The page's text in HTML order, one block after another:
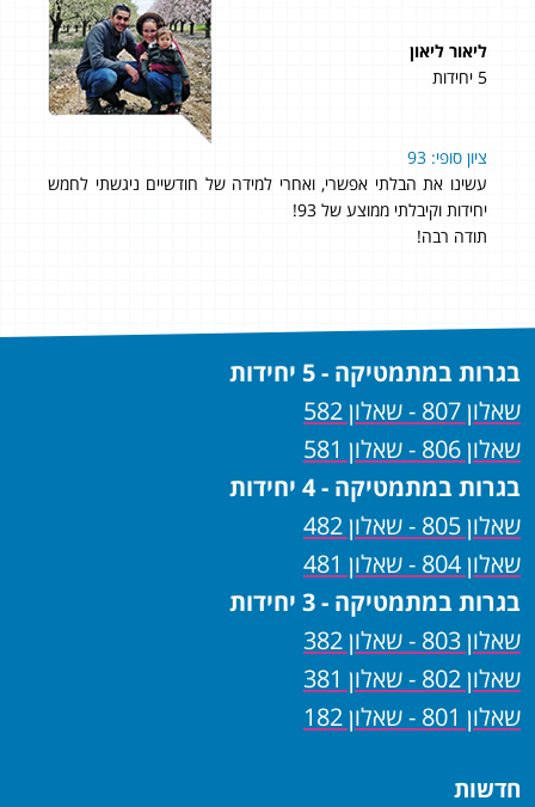
ליאור ליאון
5 יחידות
ציון סופי: 93
עשינו את הבלתי אפשרי, ואחרי למידה של חודשיים ניגשתי לחמש
יחידות וקיבלתי ממוצע של 93!
תודה רבה!
בגרות במתמטיקה - 5 יחידות
שאלון 807 - שאלון 582
שאלון 806 - שאלון 581
בגרות במתמטיקה - 4 יחידות
שאלון 805 - שאלון 482
שאלון 804 - שאלון 481
בגרות במתמטיקה - 3 יחידות
שאלון 803 - שאלון 382
שאלון 802 - שאלון 381
שאלון 801 - שאלון 182
חדשות